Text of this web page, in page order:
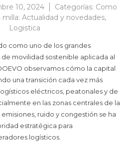
10, 2024 Categorías: Como
Actualidad y novedades,
Logistica
como uno de los grandes
movilidad sostenible aplicada al
observamos cómo la capital
una transición cada vez más
eléctricos, peatonales y de
en las zonas centrales de la
ruido y congestión se ha
estratégica para
logísticos.